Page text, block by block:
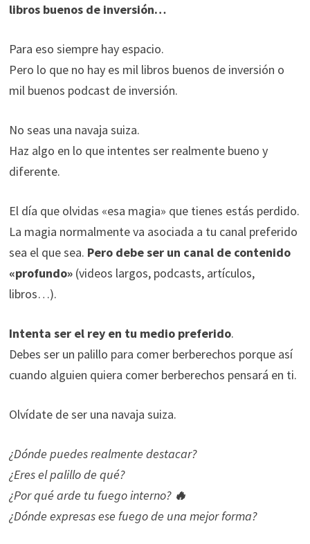
libros buenos de inversión…
Para eso siempre hay espacio.
Pero lo que no hay es mil libros buenos de inversión o
mil buenos podcast de inversión.
No seas una navaja suiza.
Haz algo en lo que intentes ser realmente bueno y
diferente.
El día que olvidas «esa magia» que tienes estás perdido.
La magia normalmente va asociada a tu canal preferido
sea el que sea. Pero debe ser un canal de contenido
«profundo» (videos largos, podcasts, artículos,
libros…).
Intenta ser el rey en tu medio preferido.
Debes ser un palillo para comer berberechos porque así
cuando alguien quiera comer berberechos pensará en ti.
Olvídate de ser una navaja suiza.
¿Dónde puedes realmente destacar?
¿Eres el palillo de qué?
¿Por qué arde tu fuego interno? 🔥
¿Dónde expresas ese fuego de una mejor forma?